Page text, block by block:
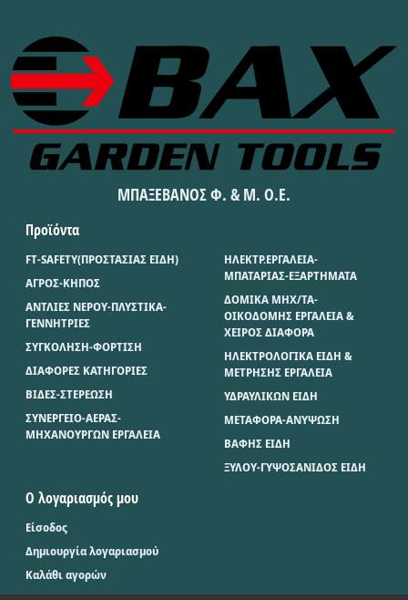
ΜΠΑΞΕΒΑΝΟΣ Φ. & Μ. Ο.Ε.
Προϊόντα
FT-SAFETY(ΠΡΟΣΤΑΣΙΑΣ ΕΙΔΗ)
ΑΓΡΟΣ-ΚΗΠΟΣ
ΑΝΤΛΙΕΣ ΝΕΡΟΥ-ΠΛΥΣΤΙΚΑ-
ΓΕΝΝΗΤΡΙΕΣ
ΣΥΓΚΟΛΗΣΗ-ΦΟΡΤΙΣΗ
ΔΙΑΦΟΡΕΣ ΚΑΤΗΓΟΡΙΕΣ
ΒΙΔΕΣ-ΣΤΕΡΕΩΣΗ
ΣΥΝΕΡΓΕΙΟ-ΑΕΡΑΣ-
ΜΗΧΑΝΟΥΡΓΩΝ ΕΡΓΑΛΕΙΑ
ΗΛΕΚΤΡ.ΕΡΓΑΛΕΙΑ-
ΜΠΑΤΑΡΙΑΣ-ΕΞΑΡΤΗΜΑΤΑ
ΔΟΜΙΚΑ ΜΗΧ/ΤΑ-
ΟΙΚΟΔΟΜΗΣ ΕΡΓΑΛΕΙΑ &
ΧΕΙΡΟΣ ΔΙΑΦΟΡΑ
ΗΛΕΚΤΡΟΛΟΓΙΚΑ ΕΙΔΗ &
ΜΕΤΡΗΣΗΣ ΕΡΓΑΛΕΙΑ
ΥΔΡΑΥΛΙΚΩΝ ΕΙΔΗ
ΜΕΤΑΦΟΡΑ-ΑΝΥΨΩΣΗ
ΒΑΦΗΣ ΕΙΔΗ
ΞΥΛΟΥ-ΓΥΨΟΣΑΝΙΔΟΣ ΕΙΔΗ
Ο λογαριασμός μου
Είσοδος
Δημιουργία λογαριασμού
Καλάθι αγορών